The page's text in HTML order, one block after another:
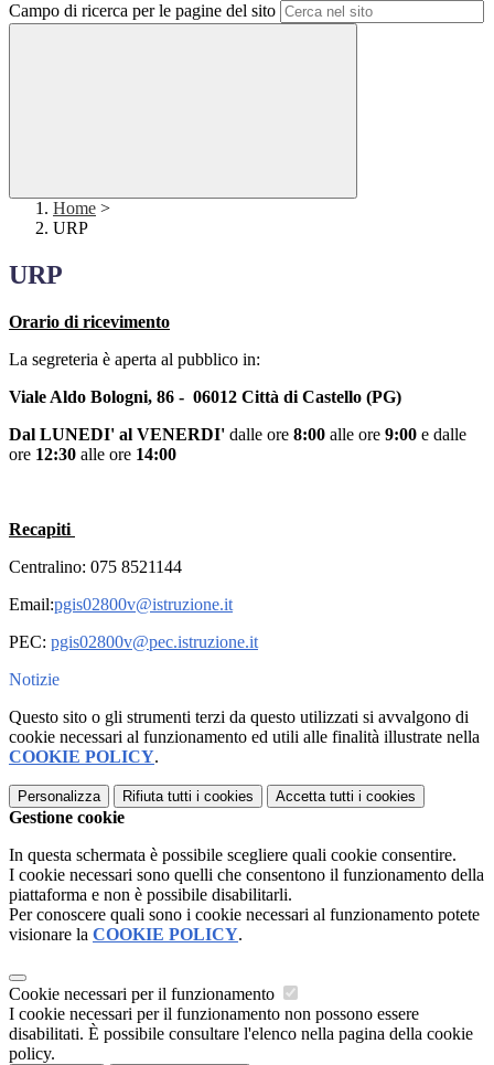
Campo di ricerca per le pagine del sito
Home >
URP
URP
Orario di ricevimento
La segreteria è aperta al pubblico in:
Viale Aldo Bologni, 86 - 06012 Città di Castello (PG)
Dal LUNEDI' al VENERDI' dalle ore 8:00 alle ore 9:00 e dalle
ore 12:30 alle ore 14:00
Recapiti
Centralino: 075 8521144
Email:pgis02800v@istruzione.it
PEC: pgis02800v@pec.istruzione.it
Notizie
Questo sito o gli strumenti terzi da questo utilizzati si avvalgono di
cookie necessari al funzionamento ed utili alle finalità illustrate nella
COOKIE POLICY.
Personalizza Rifiuta tutti i cookies Accetta tutti i cookies
Gestione cookie
In questa schermata è possibile scegliere quali cookie consentire.
I cookie necessari sono quelli che consentono il funzionamento della
piattaforma e non è possibile disabilitarli.
Per conoscere quali sono i cookie necessari al funzionamento potete
visionare la COOKIE POLICY.
Cookie necessari per il funzionamento
I cookie necessari per il funzionamento non possono essere
disabilitati. È possibile consultare l'elenco nella pagina della cookie
policy.